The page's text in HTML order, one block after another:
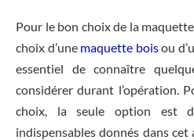
Pour le bon choix de la
choix d’une maquette boisou
essentiel de connaître
considérer durant l’opération.
choix, la seule option est
indispensables donnés dans